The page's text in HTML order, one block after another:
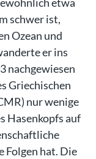
schwer ist,
Ozean und
er ins
nachgewiesen
Griechischen
nur wenige
Hasenkopfs auf
Folgen hat. Die